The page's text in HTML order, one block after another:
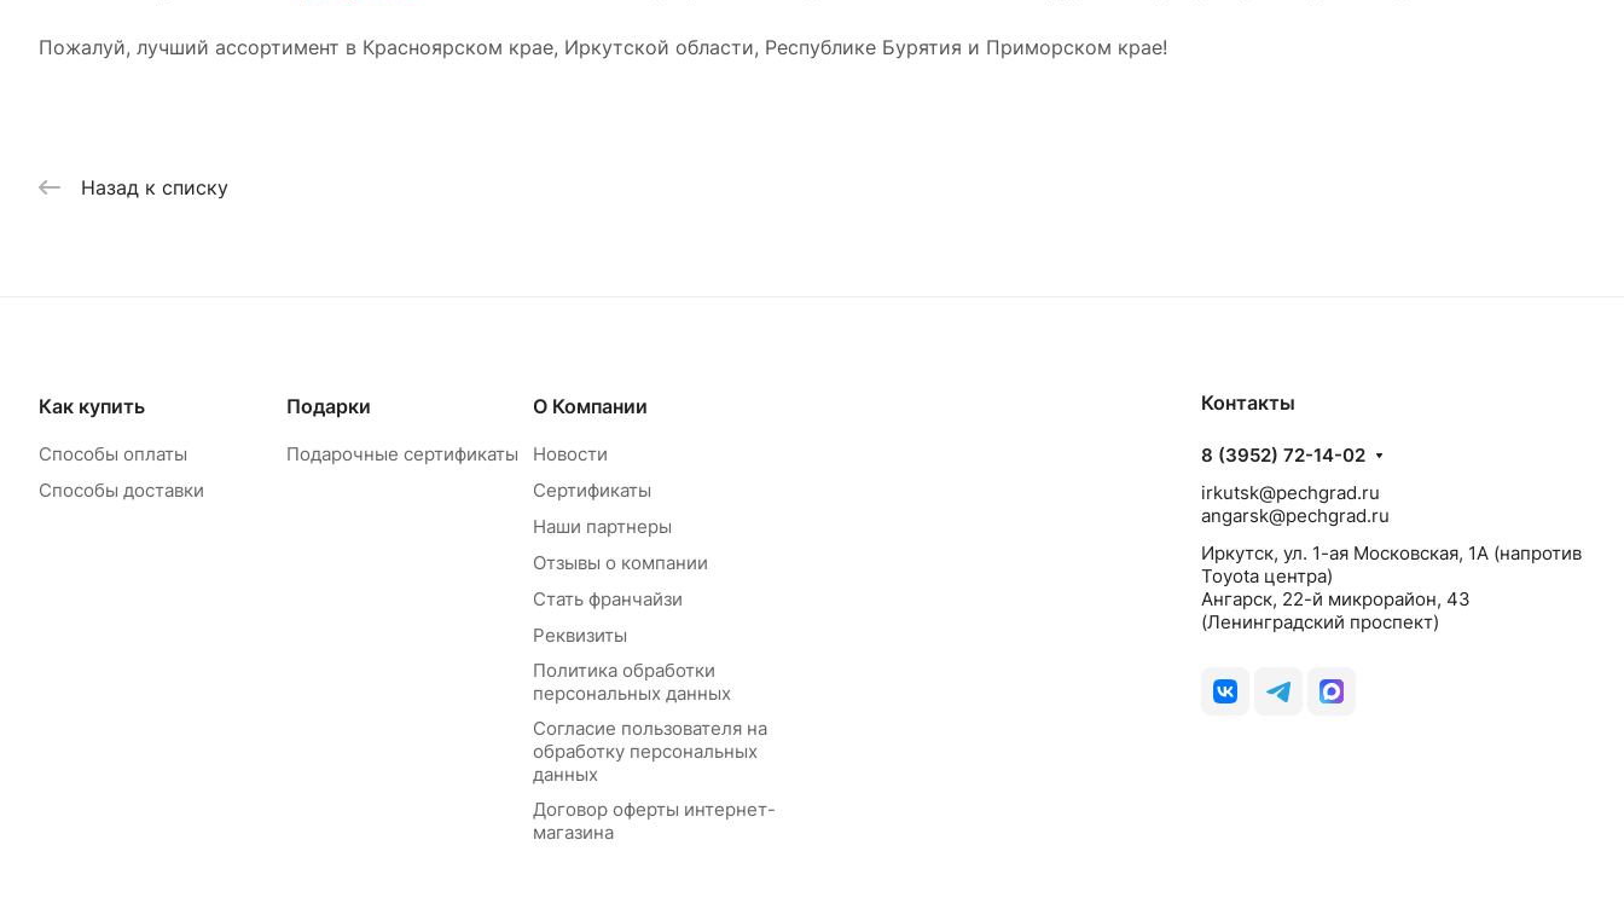
Пожалуй, лучший ассортимент в Красноярском крае, Иркутской области, Республике Бурятия и Приморском крае!
Назад к списку
Как купить
Способы оплаты
Способы доставки
Подарки
Подарочные сертификаты
О Компании
Новости
Сертификаты
Наши партнеры
Отзывы о компании
Стать франчайзи
Реквизиты
Политика обработки
персональных данных
Согласие пользователя на
обработку персональных
данных
Договор оферты интернет-
магазина
Контакты
8 (3952) 72-14-02
irkutsk@pechgrad.ru
angarsk@pechgrad.ru
Иркутск, ул. 1-ая Московская, 1А (напротив
Toyota центра)
Ангарск, 22-й микрорайон, 43
(Ленинградский проспект)